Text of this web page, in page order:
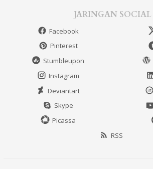
JARINGAN SOCIAL
Facebook
Pinterest
Stumbleupon
Instagram
Deviantart
Skype
Picassa
RSS